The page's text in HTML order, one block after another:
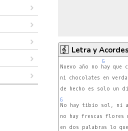
Letra y Acordes
G
Nuevo año no hay que
ni chocolates en
de hecho es solo un
G
no hay frescas
en dos palabras lo